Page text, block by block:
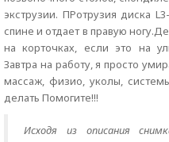
экструзии. ПРотрузия диска
спине и отдает в правую
на корточках, если это на
Завтра на работу, я просто
массаж, физио, уколы,
делать Помогите!!!
Исходя из описания